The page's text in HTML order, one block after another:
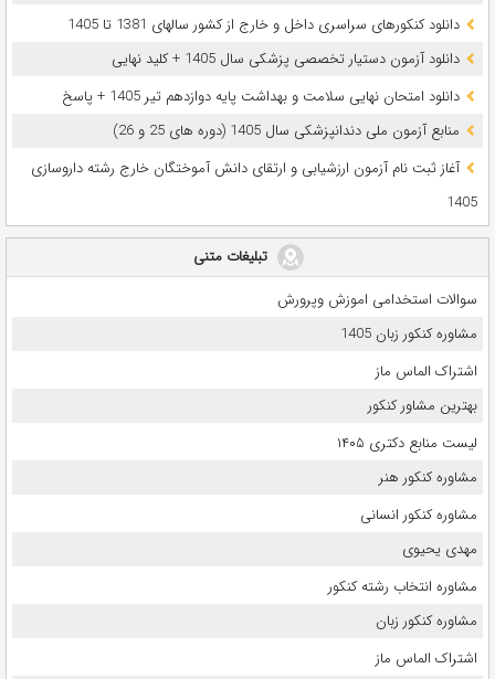
دانلود کنکورهای سراسری داخل و خارج از کشور سالهای 1381 تا 1405
دانلود آزمون دستیار تخصصی پزشکی سال 1405 + کلید نهایی
دانلود امتحان نهایی سلامت و بهداشت پایه دوازدهم تیر 1405 + پاسخ
ﻣﻨﺎﺑﻊ آزﻣﻮن ﻣﻠﯽ دندانپزشکی سال 1405 (دوره های 25 و 26)
آغاز ثبت نام آزمون‌ ارزشیابی و ارتقای دانش آموختگان خارج رشته داروسازی
1405
تبلیغات متنی
سوالات استخدامی اموزش وپرورش
مشاوره کنکور زبان 1405
اشتراک الماس ماز
بهترین مشاور کنکور
لیست منابع دکتری ۱۴۰۵
مشاوره کنکور هنر
مشاوره کنکور انسانی
مهدی یحیوی
مشاوره انتخاب رشته کنکور
مشاوره کنکور زبان
اشتراک الماس ماز